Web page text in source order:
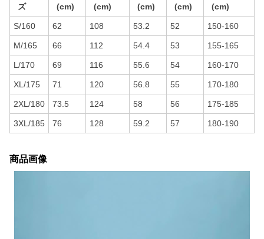
ズ
(cm)
(cm)
(cm)
(cm)
(cm)
S/160 62 108 53.2 52 150-160
M/165 66 112 54.4 53 155-165
L/170 69 116 55.6 54 160-170
XL/175 71 120 56.8 55 170-180
2XL/180 73.5 124 58 56 175-185
3XL/185 76 128 59.2 57 180-190
商品画像